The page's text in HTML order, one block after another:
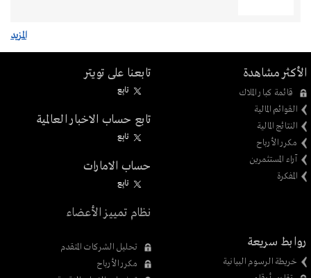
المزيد
الأكثر مشاهدة
قائمة كبار الملاك
القوائم المالية
النتائج المالية
مكرر الأرباح
آراء المستثمرين
المفكرة
تابعنا على تويتر
تابِع
تابع حساب الاخبار العالمية
تابِع
حساب الامارات
تابِع
نظام تمييز الأعضاء
روابط سريعة
خريطة الرسوم البيانية
تحليل الشركات المتقدم
مكرر الأرباح